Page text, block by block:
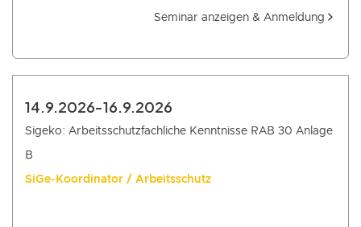
Seminar anzeigen & Anmeldung
14.9.2026-16.9.2026
Sigeko: Arbeitsschutzfachliche Kenntnisse RAB 30 Anlage
B
SiGe-Koordinator / Arbeitsschutz